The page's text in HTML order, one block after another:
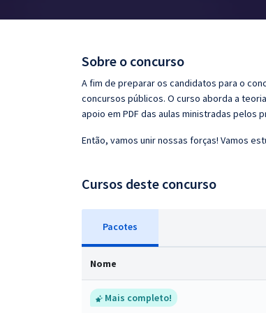
Questões grátis
Sobre o concurso
A fim de preparar os candidatos para o
concursos públicos. O curso aborda a
apoio em PDF das aulas ministradas pelos
Então, vamos unir nossas forças! Vamos
Cursos deste concurso
Pacotes
Nome
Mais completo!